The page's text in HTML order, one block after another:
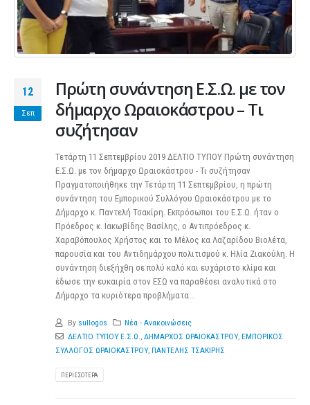
12
Σεπ
Πρώτη συνάντηση Ε.Σ.Ω. με τον
δήμαρχο Ωραιοκάστρου – Τι
συζήτησαν
Τετάρτη 11 Σεπτεμβρίου 2019 ΔΕΛΤΙΟ ΤΥΠΟΥ Πρώτη συνάντηση
Ε.Σ.Ω. με τον δήμαρχο Ωραιοκάστρου - Τι συζήτησαν
Πραγματοποιήθηκε την Τετάρτη 11 Σεπτεμβρίου, η πρώτη
συνάντηση του Εμπορικού Συλλόγου Ωραιοκάστρου με το
Δήμαρχο κ. Παντελή Τσακίρη. Εκπρόσωποι του Ε.Σ.Ω. ήταν ο
Πρόεδρος κ. Ιακωβίδης Βασίλης, ο Αντιπρόεδρος κ.
Χαραβόπουλος Χρήστος και το Μέλος κα Λαζαρίδου Βιολέτα,
παρουσία και του Αντιδημάρχου πολιτισμού κ. Ηλία Ζιακούλη. Η
συνάντηση διεξήχθη σε πολύ καλό και ευχάριστο κλίμα και
έδωσε την ευκαιρία στον ΕΣΩ να παραθέσει αναλυτικά στο
Δήμαρχο τα κυριότερα προβλήματα...
By sullogos
Νέα - Ανακοινώσεις
ΔΕΛΤΙΟ ΤΥΠΟΥ Ε.Σ.Ω., ΔΗΜΑΡΧΟΣ ΩΡΑΙΟΚΑΣΤΡΟΥ, ΕΜΠΟΡΙΚΟΣ
ΣΥΛΛΟΓΟΣ ΩΡΑΙΟΚΑΣΤΡΟΥ, ΠΑΝΤΕΛΗΣ ΤΣΑΚΙΡΗΣ
ΠΕΡΙΣΣΌΤΕΡΑ